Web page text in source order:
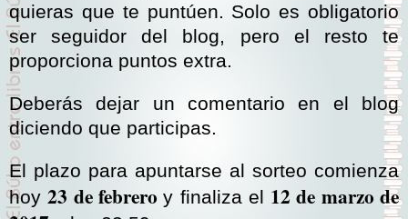
quieras que te puntúen. Solo es obligatorio
ser seguidor del blog, pero el resto te
proporciona puntos extra.
Deberás dejar un comentario en el blog
diciendo que participas.
El plazo para apuntarse al sorteo comienza
hoy23 de febreroy finaliza el 12 de marzo de